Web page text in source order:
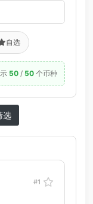
自选
50 / 50 个币种
选
#1